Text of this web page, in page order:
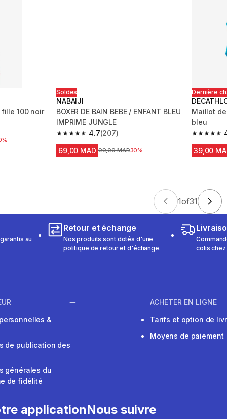
100 noir
reviews
Soldes
NABAIJI
BOXER DE BAIN BEBE / ENFANT BLEU
IMPRIME JUNGLE
4.7
4.7 out of 5 stars from 207 reviews
(207)
69,00 MAD Prix avant la réduction
99,00 MAD30%
Dernière
Maillot
bleu
4.7 out of
39,00
1of31
au
Retour et échange
Nos produits sont dotés d'une
politique de retour et d'échange.
colis
&
de publication des
générales du
de fidélité
ACHETER EN LIGNE
Tarifs et option de
Moyens de paiement
applicationNous suivre